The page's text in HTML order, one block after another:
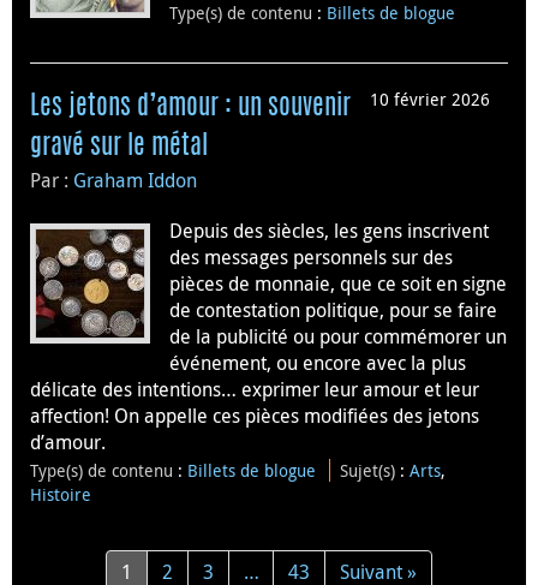
Type(s) de contenu : Billets de blogue
10 février 2026
Les jetons d’amour : un souvenir
gravé sur le métal
Par : Graham Iddon
Depuis des siècles, les gens inscrivent
des messages personnels sur des
pièces de monnaie, que ce soit en signe
de contestation politique, pour se faire
de la publicité ou pour commémorer un
événement, ou encore avec la plus
délicate des intentions… exprimer leur amour et leur
affection! On appelle ces pièces modifiées des jetons
d’amour.
Type(s) de contenu : Billets de blogue Sujet(s) :Arts,
Histoire
1 2 3 … 43 Suivant »